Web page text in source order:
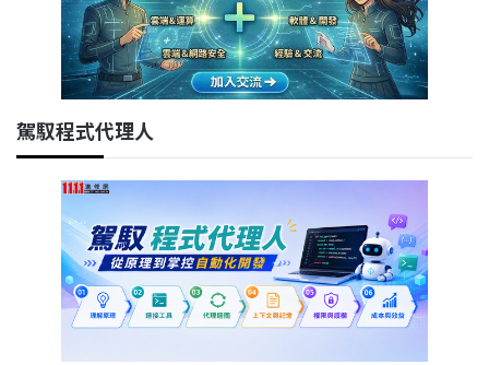
駕馭程式代理人